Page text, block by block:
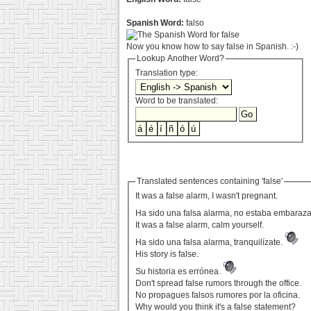
Spanish Word: falso
Now you know how to say false in Spanish. :-)
Lookup Another Word?
Translation type:
Word to be translated:
Translated sentences containing 'false'
It was a false alarm, I wasn't pregnant.
Ha sido una falsa alarma, no estaba
It was a false alarm, calm yourself.
Ha sido una falsa alarma, tranquilízate.
His story is false.
Su historia es errónea.
Don't spread false rumors through the office.
No propagues falsos rumores por la oficina.
Why would you think it's a false statement?